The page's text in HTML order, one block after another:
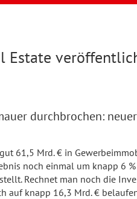
Estate
durchbrochen:
61,5 Mrd. € in
noch einmal um knapp 6
Rechnet man noch die
auf knapp 16,3 Mrd. €